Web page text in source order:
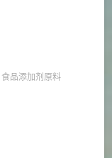
食品添加剂原料